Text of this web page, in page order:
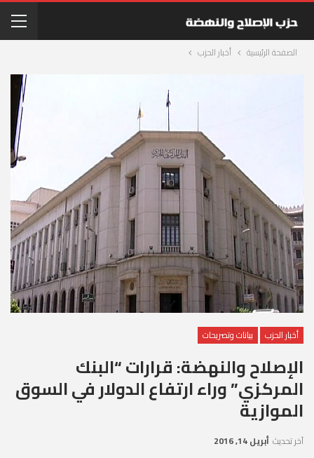
الصفحة الرئيسية أخبار الحزب
أخبار الحزب بيانات وتصريحات
الإصلاح والنهضة: قرارات “البنك
المركزي” وراء ارتفاع الدولار في السوق
الموازية
آخر تحديث أبريل 14, 2016